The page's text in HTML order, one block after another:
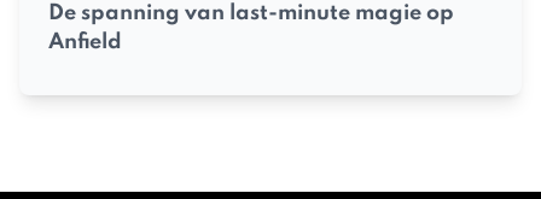
De spanning van last-minute magie op
Anfield